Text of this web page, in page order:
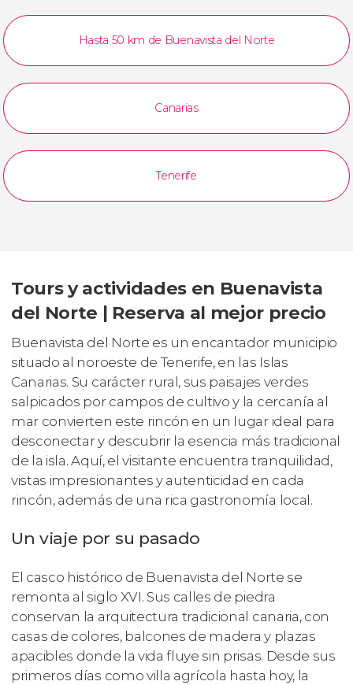
Hasta 50 km de Buenavista del Norte
Canarias
Tenerife
Tours y actividades en Buenavista
del Norte | Reserva al mejor precio
Buenavista del Norte es un encantador municipio
situado al noroeste de Tenerife, en las Islas
Canarias. Su carácter rural, sus paisajes verdes
salpicados por campos de cultivo y la cercanía al
mar convierten este rincón en un lugar ideal para
desconectar y descubrir la esencia más tradicional
de la isla. Aquí, el visitante encuentra tranquilidad,
vistas impresionantes y autenticidad en cada
rincón, además de una rica gastronomía local.
Un viaje por su pasado
El casco histórico de Buenavista del Norte se
remonta al siglo XVI. Sus calles de piedra
conservan la arquitectura tradicional canaria, con
casas de colores, balcones de madera y plazas
apacibles donde la vida fluye sin prisas. Desde sus
primeros días como villa agrícola hasta hoy, la